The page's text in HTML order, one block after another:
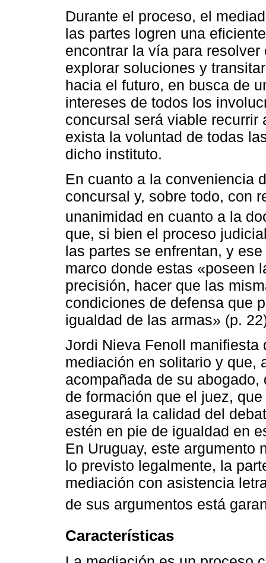
Durante el proceso, el
las partes logren una
encontrar la vía para
explorar soluciones y
hacia el futuro, en busca de
intereses de todos los
concursal será viable recurrir
exista la voluntad de todas
dicho instituto.
En cuanto a la conveniencia
concursal y, sobre todo, con
unanimidad en cuanto a la
que, si bien el proceso
las partes se enfrentan, y
marco donde estas «poseen
precisión, hacer que las
condiciones de defensa que
igualdad de las armas» (p.
Jordi Nieva Fenoll manifiesta
mediación en solitario y que,
acompañada de su
de formación que el juez,
asegurará la calidad del
estén en pie de igualdad en
En Uruguay, este argumento
lo previsto legalmente, la
mediación con asistencia
de sus argumentos está
Características